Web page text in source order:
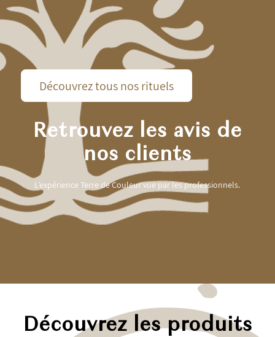
Découvrez tous nos rituels
Retrouvez les avis de
nos clients
L’expérience Terre de Couleur vue par les professionnels.
Découvrez les produits